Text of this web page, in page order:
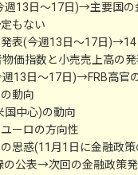
週13日～17日)→主要国の
もない
発表(今週13日～17日
価指数と小売売上高の発
週13日～17日)→FRB高官
動向
国中心)の動向
ーロの方向性
思惑(11月1日に金融政
公表→次回の金融政策